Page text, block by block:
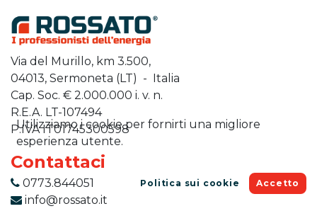
Via del Murillo, km 3.500,
04013, Sermoneta (LT) - Italia
Cap. Soc. € 2.000.000 i. v. n.
R.E.A. LT-107494
P.IVA IT01745300598
Contattaci
0773.844051
info@rossato.it
Utilizziamo i cookie per fornirti una migliore
esperienza utente.
Politica sui cookie Accetto